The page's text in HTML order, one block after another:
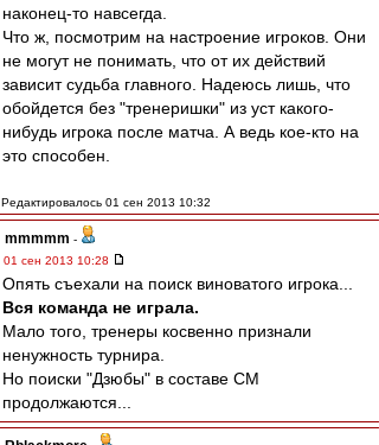
наконец-то навсегда.
Что ж, посмотрим на настроение игроков. Они
не могут не понимать, что от их действий
зависит судьба главного. Надеюсь лишь, что
обойдется без "тренеришки" из уст какого-
нибудь игрока после матча. А ведь кое-кто на
это способен.
Редактировалось 01 сен 2013 10:32
mmmmm -
01 сен 2013 10:28
Опять съехали на поиск виноватого игрока...
Вся команда не играла.
Мало того, тренеры косвенно признали
ненужность турнира.
Но поиски "Дзюбы" в составе СМ
продолжаются...